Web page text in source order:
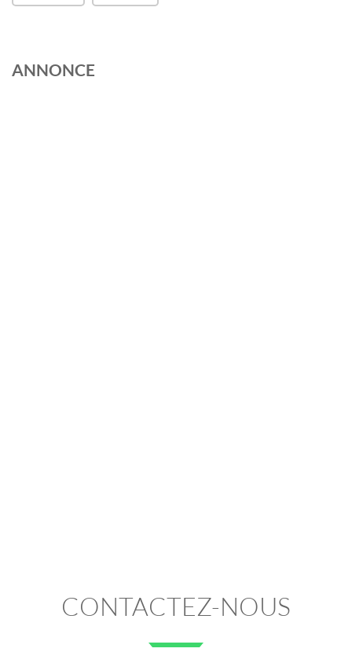
ANNONCE
CONTACTEZ-NOUS